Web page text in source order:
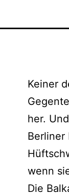
Keiner
her.
Berliner
wenn
Die